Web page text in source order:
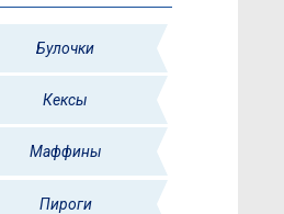
Булочки
Кексы
Маффины
Пироги